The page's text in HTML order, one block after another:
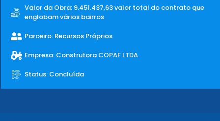
Valor da Obra: 9.451.437,63 valor total do contrato que
englobam vários bairros
Parceiro: Recursos Próprios
Empresa: Construtora COPAF LTDA
Status: Concluída